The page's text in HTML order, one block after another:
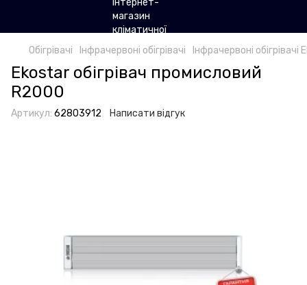
Обігрівачі Інфрачервоні обігрівачі Інфрачервоні обігрівачі
Ekostar обігрівач промисловий
R2000
Артикул: 62803912 Написати відгук